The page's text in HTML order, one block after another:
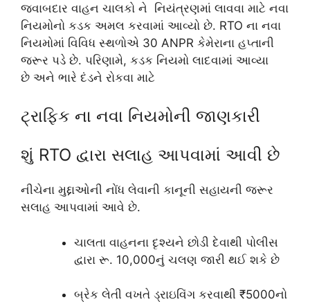
જવાબદાર વાહન ચાલકો ને નિયંત્રણમાં લાવવા માટે નવા
નિયમોનો કડક અમલ કરવામાં આવ્યો છે. RTO ના નવા
નિયમોમાં વિવિધ સ્થળોએ 30 ANPR કેમેરાના હપ્તાની
જરૂર પડે છે. પરિણામે, કડક નિયમો લાદવામાં આવ્યા
છે અને ભારે દંડને રોકવા માટે
ટ્રાફિક ના નવા નિયમોની જાણકારી
શું RTO દ્વારા સલાહ આપવામાં આવી છે
નીચેના મુદ્દાઓની નોંધ લેવાની કાનૂની સહાયની જરૂર
સલાહ આપવામાં આવે છે.
ચાલતા વાહનના દૃશ્યને છોડી દેવાથી પોલીસ
દ્વારા રૂ. 10,000નું ચલણ જારી થઈ શકે છે
બ્રેક લેતી વખતે ડ્રાઇવિંગ કરવાથી ₹5000નો